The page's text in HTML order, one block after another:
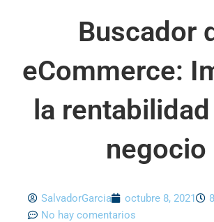
Buscador
eCommerce:
la
negocio
SalvadorGarcia octubre 8, 2021
No hay comentarios